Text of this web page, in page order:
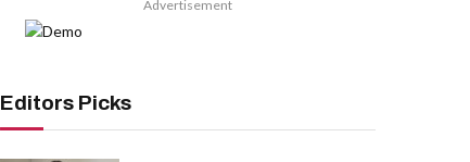
Advertisement
Editors Picks